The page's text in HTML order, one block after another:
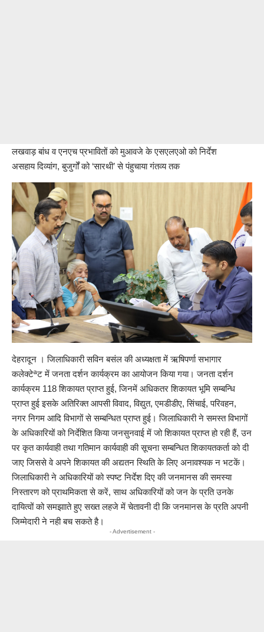
लखवाड़ बांध व एनएच प्रभावितों को मुआवजे के एसएलएओ को निर्देश
असहाय दिव्यांग, बुजुर्गों को ‘सारथी’ से पंहुचाया गंतव्य तक
देहरादून । जिलाधिकारी सविन बसंल की अध्यक्षता में ऋषिपर्णा सभागार
कलेक्टेªट में जनता दर्शन कार्यक्रम का आयोजन किया गया। जनता दर्शन
कार्यक्रम 118 शिकायत प्राप्त हुई, जिनमें अधिकतर शिकायत भूमि सम्बन्धि
प्राप्त हुई इसके अतिरिक्त आपसी विवाद, विद्युत, एमडीडीए, सिंचाई, परिवहन,
नगर निगम आदि विभागों से सम्बन्धित प्राप्त हुई। जिलाधिकारी ने समस्त विभागों
के अधिकारियों को निर्देशित किया जनसुनवाई में जो शिकायत प्राप्त हो रही हैं, उन
पर कृत कार्यवाही तथा गतिमान कार्यवाही की सूचना सम्बन्धित शिकायतकर्ता को दी
जाए जिससे वे अपने शिकायत की अद्यतन स्थिति के लिए अनावश्यक न भटकें।
जिलाधिकारी ने अधिकारियों को स्पष्ट निर्देश दिए की जनमानस की समस्या
निस्तारण को प्राथमिकता से करें, साथ अधिकारियों को जन के प्रति उनके
दायित्वों को समझााते हुए सख्त लहजे में चेतावनी दी कि जनमानस के प्रति अपनी
जिम्मेदारी ने नही बच सकते है।
- Advertisement -